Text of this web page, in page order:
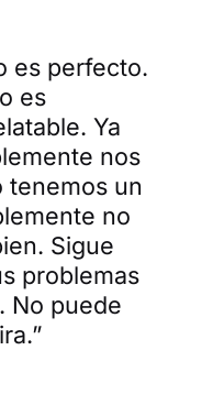
es perfecto.
es
Ya
nos
tenemos un
no
Sigue
problemas
No puede